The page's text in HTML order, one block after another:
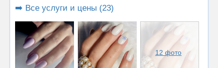
➡️ Все услуги и цены (23)
12 фото